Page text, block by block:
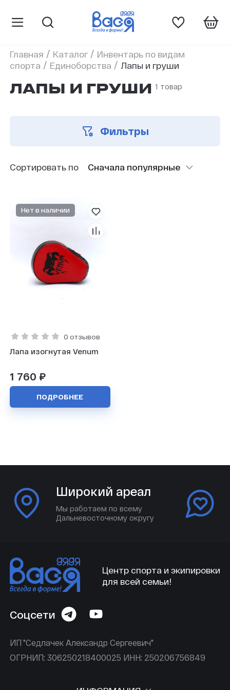
Главная / Каталог/ Инвентарь по видам
спорта / Единоборства / Лапы и груши
ЛАПЫ И ГРУШИ 1 товар
Фильтры
Сортировать по Сначала популярные
Нет в наличии
0 отзывов
Лапа изогнутая Venum
1 760 ₽
ПОДРОБНЕЕ
Широкий ареал
Мы работаем по всему
Дальневосточному округу
Центр спорта и экипировки
для всей семьи!
ИП "Седлачек Александр Сергеевич"
ОГРНИП: 306250218400025 ИНН: 250206756849
Соцсети